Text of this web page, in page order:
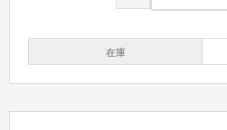
在庫